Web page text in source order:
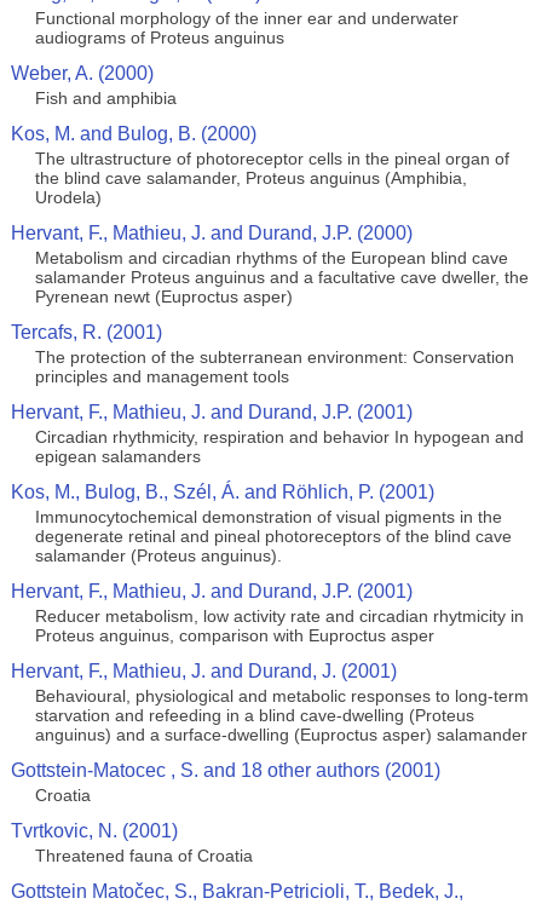
Functional morphology of the inner ear and underwater
audiograms of Proteus anguinus
Weber, A. (2000)
Fish and amphibia
Kos, M. and Bulog, B. (2000)
The ultrastructure of photoreceptor cells in the pineal organ of
the blind cave salamander, Proteus anguinus (Amphibia,
Urodela)
Hervant, F., Mathieu, J. and Durand, J.P. (2000)
Metabolism and circadian rhythms of the European blind cave
salamander Proteus anguinus and a facultative cave dweller, the
Pyrenean newt (Euproctus asper)
Tercafs, R. (2001)
The protection of the subterranean environment: Conservation
principles and management tools
Hervant, F., Mathieu, J. and Durand, J.P. (2001)
Circadian rhythmicity, respiration and behavior In hypogean and
epigean salamanders
Kos, M., Bulog, B., Szél, Á. and Röhlich, P. (2001)
Immunocytochemical demonstration of visual pigments in the
degenerate retinal and pineal photoreceptors of the blind cave
salamander (Proteus anguinus).
Hervant, F., Mathieu, J. and Durand, J.P. (2001)
Reducer metabolism, low activity rate and circadian rhytmicity in
Proteus anguinus, comparison with Euproctus asper
Hervant, F., Mathieu, J. and Durand, J. (2001)
Behavioural, physiological and metabolic responses to long-term
starvation and refeeding in a blind cave-dwelling (Proteus
anguinus) and a surface-dwelling (Euproctus asper) salamander
Gottstein-Matocec , S. and 18 other authors (2001)
Croatia
Tvrtkovic, N. (2001)
Threatened fauna of Croatia
Gottstein Matočec, S., Bakran-Petricioli, T., Bedek, J.,